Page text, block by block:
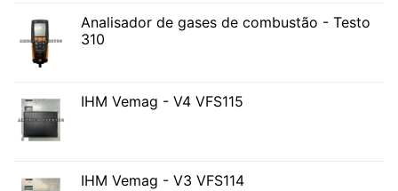
Analisador de gases de combustão - Testo
310
IHM Vemag - V4 VFS115
IHM Vemag - V3 VFS114